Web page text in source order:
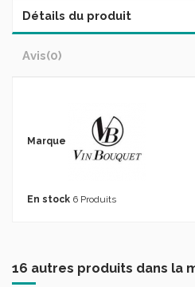
Détails du produit
Avis(0)
Marque
En stock 6 Produits
16 autres produits dans la